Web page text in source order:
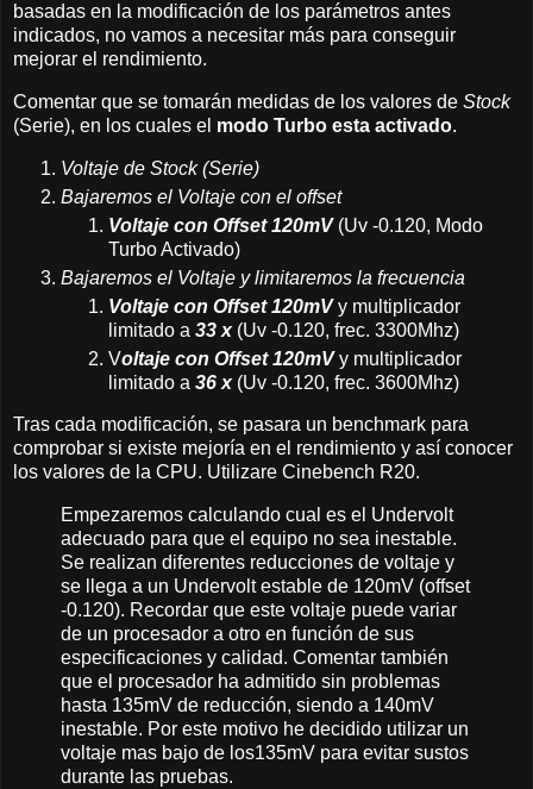
basadas en la modificación de los parámetros antes
indicados, no vamos a necesitar más para conseguir
mejorar el rendimiento.
Comentar que se tomarán medidas de los valores de Stock
(Serie), en los cuales el modo Turbo esta activado.
Voltaje de Stock (Serie)
Bajaremos el Voltaje con el offset
Voltaje con Offset 120mV(Uv -0.120, Modo
Turbo Activado)
Bajaremos el Voltaje y limitaremos la frecuencia
Voltaje con Offset 120mVy multiplicador
limitado a 33 x(Uv -0.120, frec. 3300Mhz)
Voltaje con Offset 120mVy multiplicador
limitado a 36 x(Uv -0.120, frec. 3600Mhz)
Tras cada modificación, se pasara un benchmark para
comprobar si existe mejoría en el rendimiento y así conocer
los valores de la CPU. Utilizare Cinebench R20.
Empezaremos calculando cual es el Undervolt
adecuado para que el equipo no sea inestable.
Se realizan diferentes reducciones de voltaje y
se llega a un Undervolt estable de 120mV (offset
-0.120). Recordar que este voltaje puede variar
de un procesador a otro en función de sus
especificaciones y calidad. Comentar también
que el procesador ha admitido sin problemas
hasta 135mV de reducción, siendo a 140mV
inestable. Por este motivo he decidido utilizar un
voltaje mas bajo de los135mV para evitar sustos
durante las pruebas.